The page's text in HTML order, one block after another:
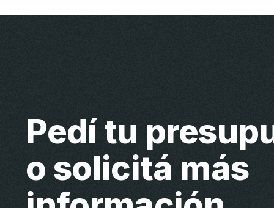
Pedí tu
o solicitá más